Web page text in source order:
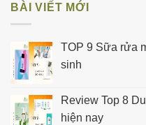
BÀI VIẾT MỚI
TOP 9 Sữa rửa
sinh
Review Top 8
hiện nay